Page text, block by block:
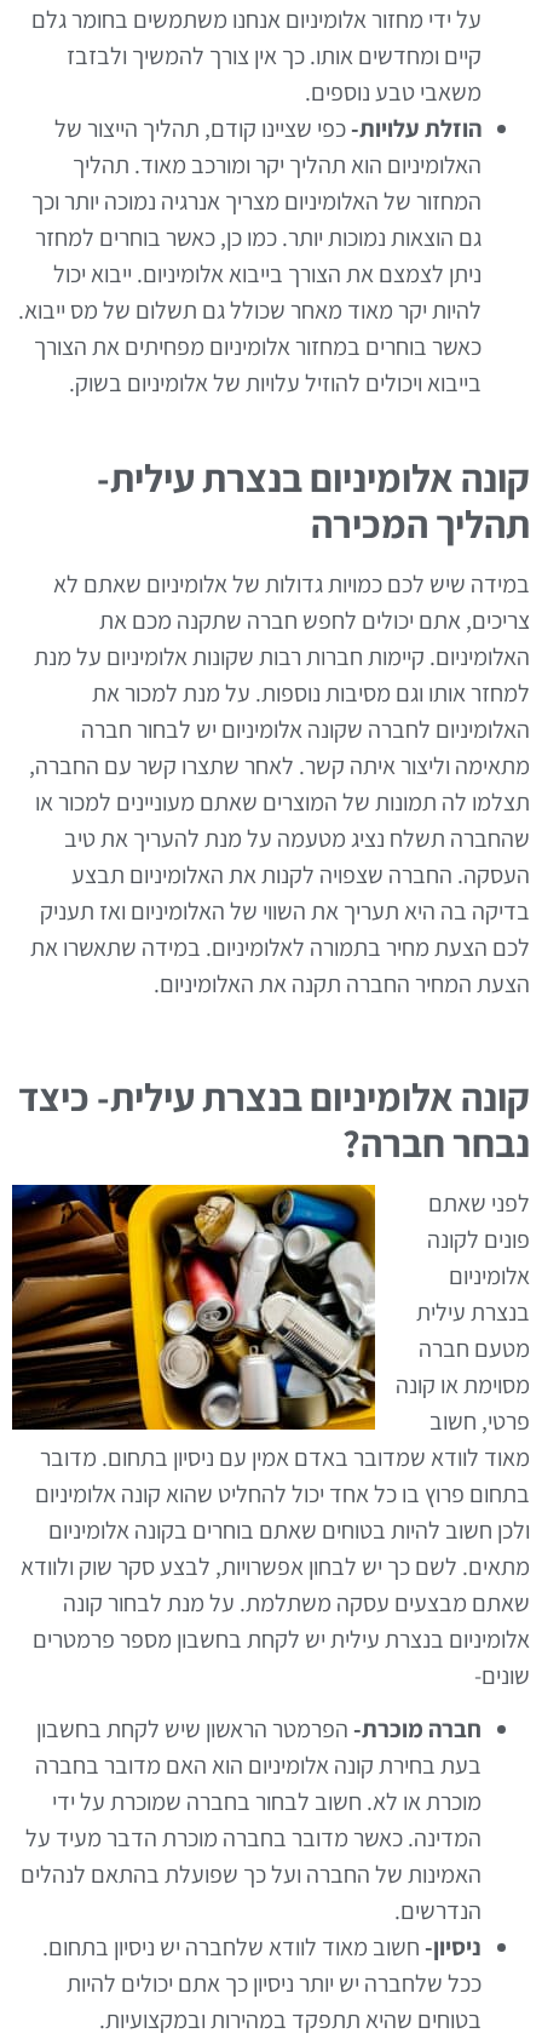
על ידי מחזור אלומיניום אנחנו משתמשים בחומר גלם
קיים ומחדשים אותו. כך אין צורך להמשיך ולבזבז
משאבי טבע נוספים.
הוזלת עלויות-כפי שציינו קודם, תהליך הייצור של
האלומיניום הוא תהליך יקר ומורכב מאוד. תהליך
המחזור של האלומיניום מצריך אנרגיה נמוכה יותר וכך
גם הוצאות נמוכות יותר. כמו כן, כאשר בוחרים למחזר
ניתן לצמצם את הצורך בייבוא אלומיניום. ייבוא יכול
להיות יקר מאוד מאחר שכולל גם תשלום של מס ייבוא.
כאשר בוחרים במחזור אלומיניום מפחיתים את הצורך
בייבוא ויכולים להוזיל עלויות של אלומיניום בשוק.
קונה אלומיניום בנצרת עילית-
תהליך המכירה
במידה שיש לכם כמויות גדולות של אלומיניום שאתם לא
צריכים, אתם יכולים לחפש חברה שתקנה מכם את
האלומיניום. קיימות חברות רבות שקונות אלומיניום על מנת
למחזר אותו וגם מסיבות נוספות. על מנת למכור את
האלומיניום לחברה שקונה אלומיניום יש לבחור חברה
מתאימה וליצור איתה קשר. לאחר שתצרו קשר עם החברה,
תצלמו לה תמונות של המוצרים שאתם מעוניינים למכור או
שהחברה תשלח נציג מטעמה על מנת להעריך את טיב
העסקה. החברה שצפויה לקנות את האלומיניום תבצע
בדיקה בה היא תעריך את השווי של האלומיניום ואז תעניק
לכם הצעת מחיר בתמורה לאלומיניום. במידה שתאשרו את
הצעת המחיר החברה תקנה את האלומיניום.
קונה אלומיניום בנצרת עילית- כיצד
נבחר חברה?
לפני שאתם
פונים לקונה
אלומיניום
בנצרת עילית
מטעם חברה
מסוימת או קונה
פרטי, חשוב
מאוד לוודא שמדובר באדם אמין עם ניסיון בתחום. מדובר
בתחום פרוץ בו כל אחד יכול להחליט שהוא קונה אלומיניום
ולכן חשוב להיות בטוחים שאתם בוחרים בקונה אלומיניום
מתאים. לשם כך יש לבחון אפשרויות, לבצע סקר שוק ולוודא
שאתם מבצעים עסקה משתלמת. על מנת לבחור קונה
אלומיניום בנצרת עילית יש לקחת בחשבון מספר פרמטרים
שונים-
חברה מוכרת-הפרמטר הראשון שיש לקחת בחשבון
בעת בחירת קונה אלומיניום הוא האם מדובר בחברה
מוכרת או לא. חשוב לבחור בחברה שמוכרת על ידי
המדינה. כאשר מדובר בחברה מוכרת הדבר מעיד על
האמינות של החברה ועל כך שפועלת בהתאם לנהלים
הנדרשים.
ניסיון-חשוב מאוד לוודא שלחברה יש ניסיון בתחום.
ככל שלחברה יש יותר ניסיון כך אתם יכולים להיות
בטוחים שהיא תתפקד במהירות ובמקצועיות.